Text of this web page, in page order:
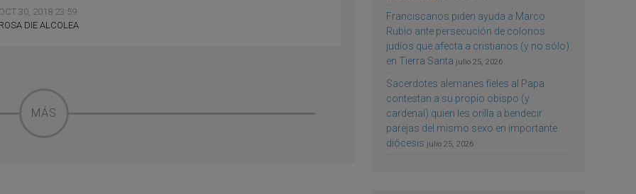
30, 2018 23:59
DIE ALCOLEA
MÁS
Franciscanos piden ayuda a Marco
Rubio ante persecución de colonos
judíos que afecta a cristianos (y no sólo)
en Tierra Santa julio 25, 2026
Sacerdotes alemanes fieles al Papa
contestan a su propio obispo (y
cardenal) quien les orilla a bendecir
parejas del mismo sexo en importante
diócesis julio 25, 2026